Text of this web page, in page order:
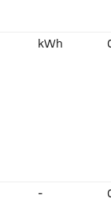
kWh
-